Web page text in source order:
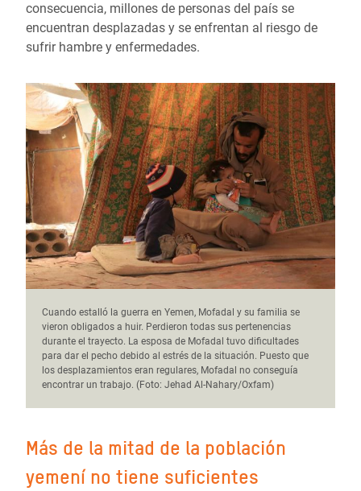
consecuencia, millones de personas del país se
encuentran desplazadas y se enfrentan al riesgo de
sufrir hambre y enfermedades.
Cuando estalló la guerra en Yemen, Mofadal y su familia se
vieron obligados a huir. Perdieron todas sus pertenencias
durante el trayecto. La esposa de Mofadal tuvo dificultades
para dar el pecho debido al estrés de la situación. Puesto que
los desplazamientos eran regulares, Mofadal no conseguía
encontrar un trabajo. (Foto: Jehad Al-Nahary/Oxfam)
Más de la mitad de la población
yemení no tiene suficientes